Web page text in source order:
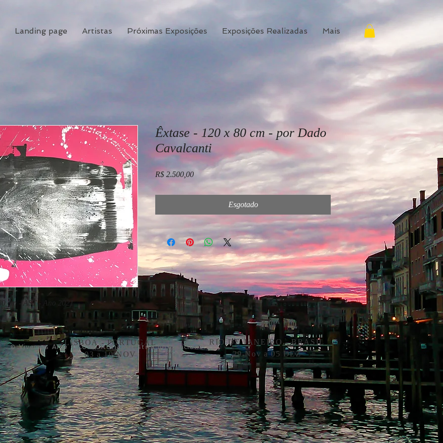
Landing page Artistas Próximas Exposições Exposições Realizadas Mais
cm - AST - Ano 2021
Êxtase - 120 x 80 cm - por Dado
Cavalcanti
R$ 2.500,00Preço
Esgotado
© Vivemos Arte - Consultoria Artística Internacional
LISBOA - PORTUGAL
03 a 10 NOV
RIO DE JANEIRO - BRASIL
29 Nov a 05 DEZ